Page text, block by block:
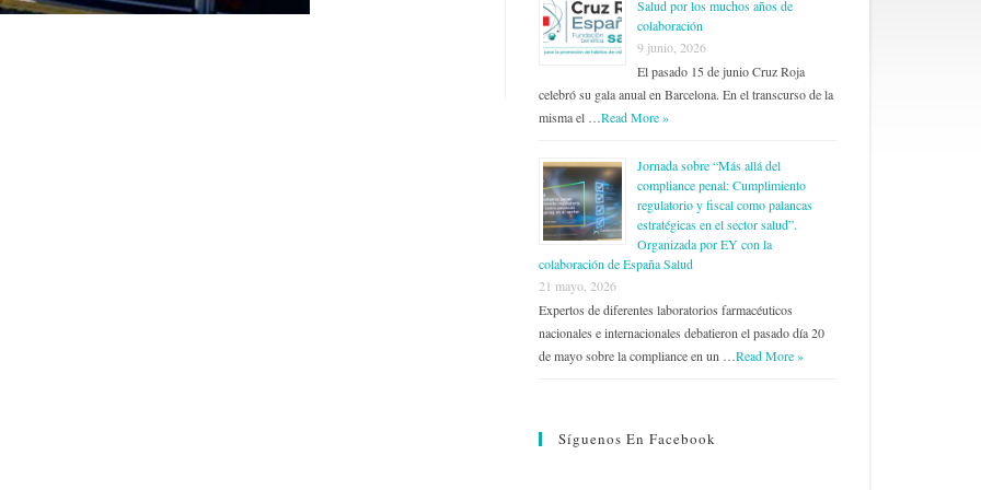
Salud por los muchos años de
colaboración
9 junio, 2026
El pasado 15 de junio Cruz Roja
celebró su gala anual en Barcelona. En el transcurso de la
misma el …Read More »
Jornada sobre “Más allá del
compliance penal: Cumplimiento
regulatorio y fiscal como palancas
estratégicas en el sector salud”.
Organizada por EY con la
colaboración de España Salud
21 mayo, 2026
Expertos de diferentes laboratorios farmacéuticos
nacionales e internacionales debatieron el pasado día 20
de mayo sobre la compliance en un …Read More »
Síguenos En Facebook